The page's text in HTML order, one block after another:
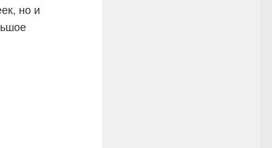
но и